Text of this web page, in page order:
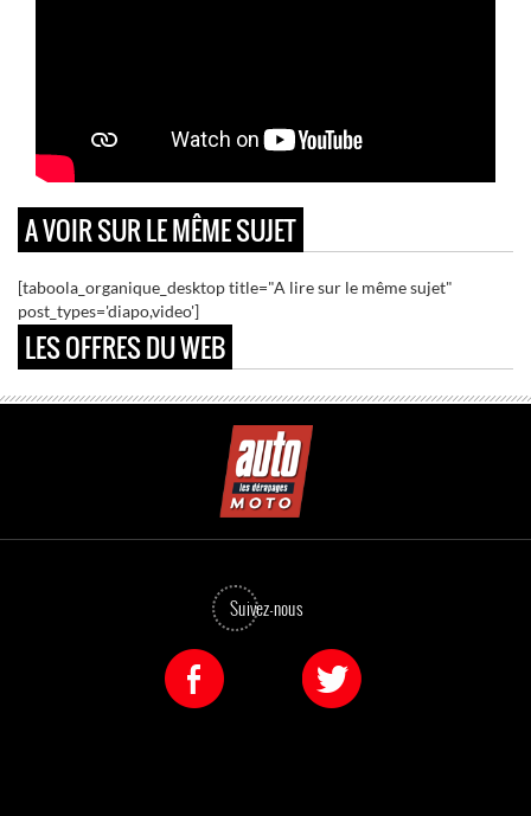
A VOIR SUR LE MÊME SUJET
[taboola_organique_desktop title="A lire sur le même sujet"
post_types='diapo,video']
LES OFFRES DU WEB
Suivez-nous